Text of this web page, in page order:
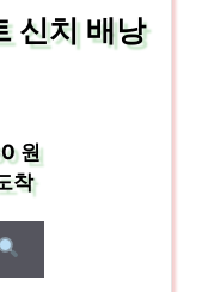
신치 배낭
원
착